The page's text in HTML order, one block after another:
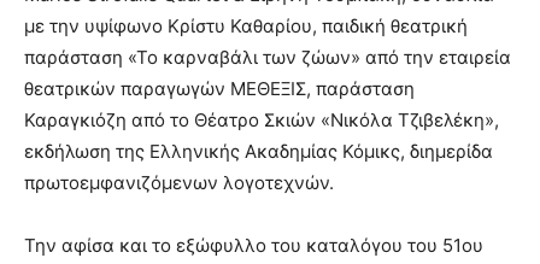
με την υψίφωνο Κρίστυ Καθαρίου, παιδική θεατρική
παράσταση «Το καρναβάλι των ζώων» από την εταιρεία
θεατρικών παραγωγών ΜΕΘΕΞΙΣ, παράσταση
Καραγκιόζη από το Θέατρο Σκιών «Νικόλα Τζιβελέκη»,
εκδήλωση της Ελληνικής Ακαδημίας Κόμικς, διημερίδα
πρωτοεμφανιζόμενων λογοτεχνών.
Την αφίσα και το εξώφυλλο του καταλόγου του 51ου